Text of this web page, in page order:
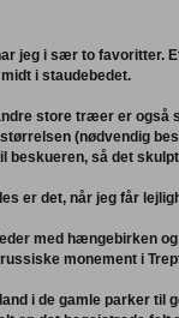
jeg i sær to favoritter.
i staudebedet.
store træer er også
(nødvendig
beskueren, så det
er det, når jeg får
med hængebirken
monement i
i de gamle parker